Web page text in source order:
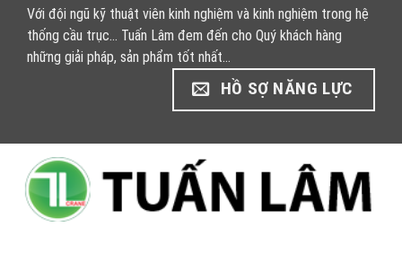
Với đội ngũ kỹ thuật viên kinh nghiệm và kinh nghiệm trong hệ
thống cầu trục... Tuấn Lâm đem đến cho Quý khách hàng
những giải pháp, sản phẩm tốt nhất...
HỒ SỢ NĂNG LỰC